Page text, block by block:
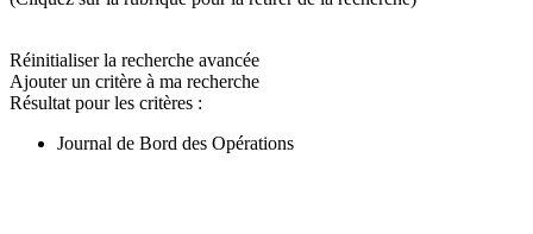
Réinitialiser la recherche avancée
Ajouter un critère à ma recherche
Résultat pour les critères :
Journal de Bord des Opérations